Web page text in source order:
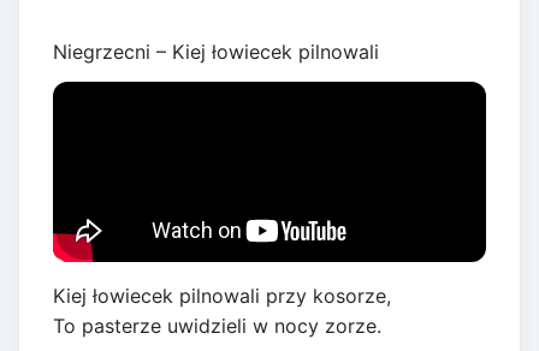
Niegrzecni – Kiej łowiecek pilnowali
Kiej łowiecek pilnowali przy kosorze,
To pasterze uwidzieli w nocy zorze.